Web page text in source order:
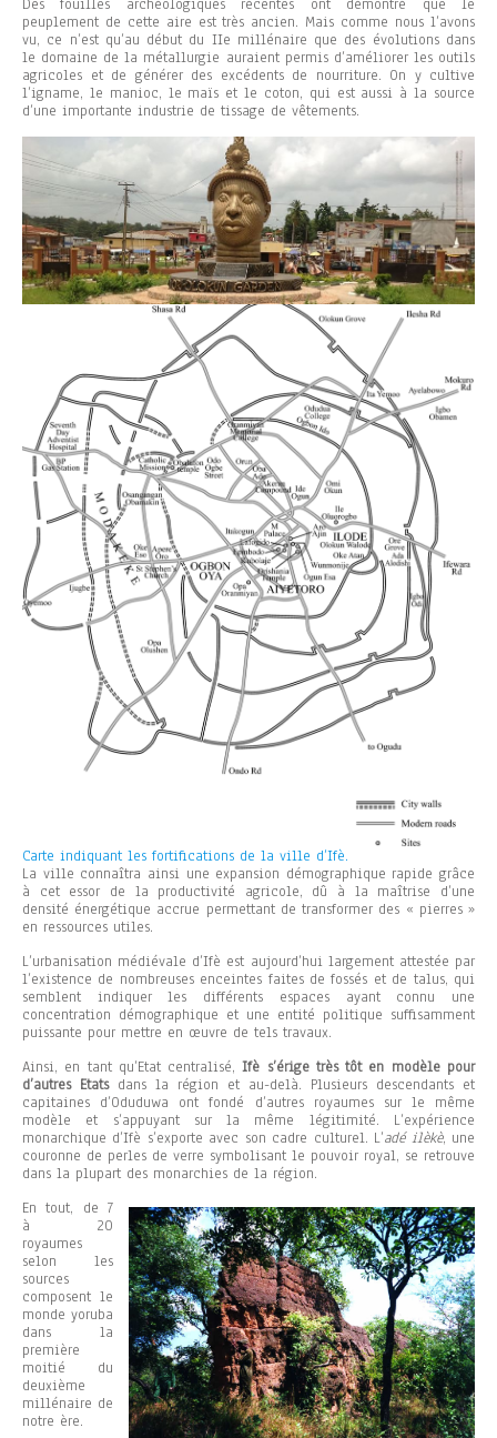
Des fouilles archéologiques récentes ont démontré que le
peuplement de cette aire est très ancien. Mais comme nous l’avons
vu, ce n’est qu’au début du IIe millénaire que des évolutions dans
le domaine de la métallurgie auraient permis d’améliorer les outils
agricoles et de générer des excédents de nourriture. On y cultive
l’igname, le manioc, le maïs et le coton, qui est aussi à la source
d’une importante industrie de tissage de vêtements.
Carte indiquant les fortifications de la ville d’Ifè.
La ville connaîtra ainsi une expansion démographique rapide grâce
à cet essor de la productivité agricole, dû à la maîtrise d’une
densité énergétique accrue permettant de transformer des « pierres »
en ressources utiles.
L’urbanisation médiévale d’Ifè est aujourd’hui largement attestée par
l’existence de nombreuses enceintes faites de fossés et de talus, qui
semblent indiquer les différents espaces ayant connu une
concentration démographique et une entité politique suffisamment
puissante pour mettre en œuvre de tels travaux.
Ainsi, en tant qu’Etat centralisé,Ifè s’érige très tôt en modèle pour
d’autres Etatsdans la région et au-delà. Plusieurs descendants et
capitaines d’Oduduwa ont fondé d’autres royaumes sur le même
modèle et s’appuyant sur la même légitimité. L’expérience
monarchique d’Ifè s’exporte avec son cadre culturel. L’adé ilèkè, une
couronne de perles de verre symbolisant le pouvoir royal, se retrouve
dans la plupart des monarchies de la région.
En tout, de 7
à 20
royaumes
selon les
sources
composent le
monde yoruba
dans la
première
moitié du
deuxième
millénaire de
notre ère.